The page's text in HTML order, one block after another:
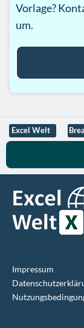
Vorlage?
um.
Excel Welt
Impressum